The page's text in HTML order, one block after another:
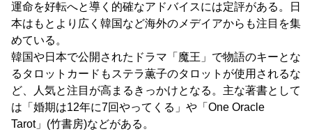
運命を好転へと導く的確なアドバイスには定評がある。日
本はもとより広く韓国など海外のメデイアからも注目を集
めている。
韓国や日本で公開されたドラマ「魔王」で物語のキーとな
るタロットカードもステラ薫子のタロットが使用されるな
ど、人気と注目が高まるきっかけとなる。主な著書として
は「婚期は12年に7回やってくる」や「One Oracle
Tarot」(竹書房)などがある。